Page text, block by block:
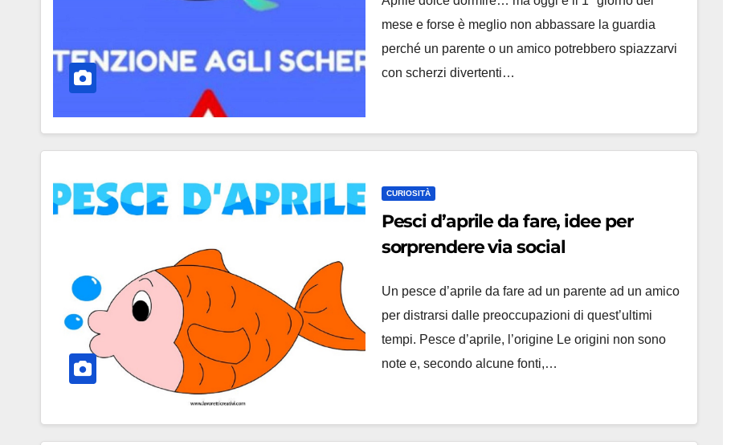
mese e forse è meglio non abbassare la guardia
perché un parente o un amico potrebbero spiazzarvi
con scherzi divertenti…
CURIOSITÀ
Pesci d’aprile da fare, idee per
sorprendere via social
Un pesce d’aprile da fare ad un parente ad un amico
per distrarsi dalle preoccupazioni di quest’ultimi
tempi. Pesce d’aprile, l’origine Le origini non sono
note e, secondo alcune fonti,…